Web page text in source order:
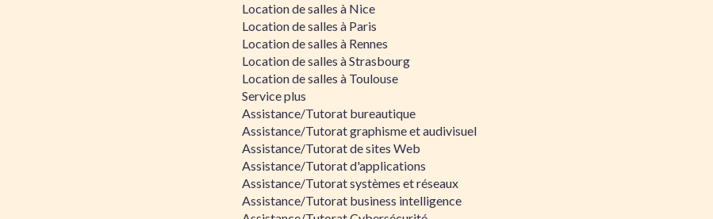
Location de salles à Nice
Location de salles à Paris
Location de salles à Rennes
Location de salles à Strasbourg
Location de salles à Toulouse
Service plus
Assistance/Tutorat bureautique
Assistance/Tutorat graphisme et audivisuel
Assistance/Tutorat de sites Web
Assistance/Tutorat d'applications
Assistance/Tutorat systèmes et réseaux
Assistance/Tutorat business intelligence